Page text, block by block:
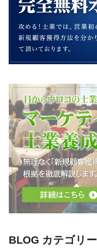
BLOG カテゴリー